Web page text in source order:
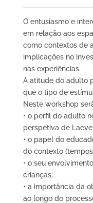
O entusiasmo e
em relação aos
como contextos de
implicações no
nas experiências.
A atitude do adulto
que o tipo de
Neste workshop
• o perfil do adulto
perspetiva de
• o papel do
do contexto
• o seu
crianças;
• a importância da
ao longo do